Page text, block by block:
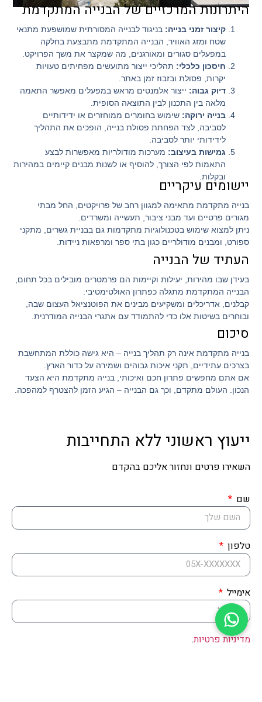
היתרונות המרכזיים של הבנייה המתקדמת
קיצור זמני בנייה: בניגוד לבנייה המסורתית שמושפעת מתנאי
שטח ומזג האוויר, הבנייה המתקדמת מתבצעת בחלקה
במפעלים סגורים ומאורגנים, מה שמקצר את משך הפרויקט.
חיסכון כלכלי: תהליכי ייצור מתועשים מפחיתים טעויות
יקרות, פסולת ובזבוז זמן באתר.
דיוק גבוה: ייצור אלמנטים מראש במפעלים מאפשר התאמה
מלאה בין התכנון לבין התוצאה הסופית.
בנייה ירוקה: שימוש בחומרים ממוחזרים או ידידותיים
לסביבה, לצד הפחתת פסולת בנייה, הופכים את התהליך
לידידותי יותר לסביבה.
גמישות בעיצוב: מערכות מודולריות מאפשרות לבצע
התאמות לפי הצורך, להוסיף או לשנות מבנים קיימים במהירות
ובקלות.
יישומים עיקריים
בנייה מתקדמת מתאימה למגוון רחב של פרויקטים, החל מבתי
מגורים פרטיים ועד מבני ציבור, תעשייה ומשרדים.
ניתן למצוא שימוש בטכנולוגיות מתקדמות גם בבניית גשרים, מתקני
ספורט, ומבנים מודולריים כגון בתי ספר ומרפאות ניידות.
העתיד של הבנייה
בעידן שבו מהירות, יעילות וקיימות הם פרמטרים מובילים בכל תחום,
הבנייה המתקדמת מתגלה כפתרון האולטימטיבי.
קבלנים, אדריכלים ומשקיעים מבינים את הפוטנציאל העצום שבה,
ובוחרים בשיטות אלו כדי להתמודד עם אתגרי הבנייה המודרנית.
סיכום
בנייה מתקדמת אינה רק תהליך בנייה – היא גישה כוללת המתחשבת
בצרכים עתידיים, תקני איכות גבוהים ושמירה על כדור הארץ.
אם אתם מחפשים פתרון חכם ואיכותי, בנייה מתקדמת היא הצעד
הנכון. העולם מתקדם, וכך גם הבנייה – הגיע הזמן להצטרף למהפכה.
ייעוץ ראשוני ללא התחייבות
השאירו פרטים ונחזור אליכם בהקדם
שם
טלפון
אימייל
מדיניות פרטיות.
מחלוצות הבנייה המתקדמת בישראל